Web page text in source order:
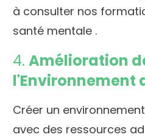
à consulter nos
santé mentale .
4. Amélioration
l'Environnement
Créer un
avec des ressources